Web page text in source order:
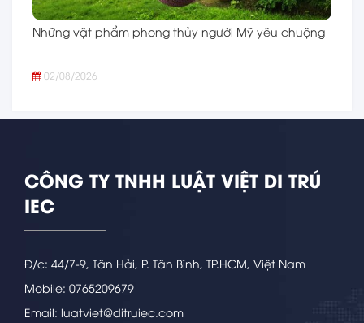
Những vật phẩm phong thủy người Mỹ yêu chuộng
02/08/2026
CÔNG TY TNHH LUẬT VIỆT DI TRÚ
IEC
Đ/c: 44/7-9, Tân Hải, P. Tân Bình, TP.HCM, Việt Nam
Mobile: 0765209679
Email: luatviet@ditruiec.com